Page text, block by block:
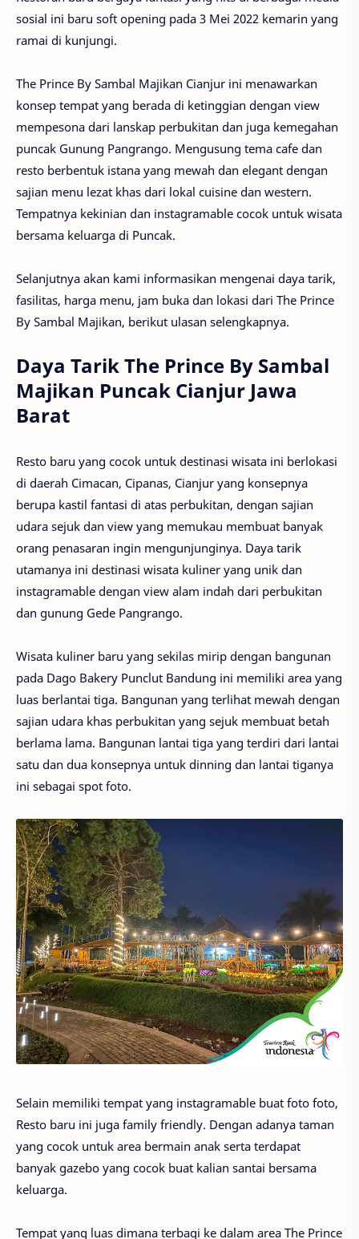
sosial ini baru soft opening pada 3 Mei 2022 kemarin yang
ramai di kunjungi.
The Prince By Sambal Majikan Cianjur ini menawarkan
konsep tempat yang berada di ketinggian dengan view
mempesona dari lanskap perbukitan dan juga kemegahan
puncak Gunung Pangrango. Mengusung tema cafe dan
resto berbentuk istana yang mewah dan elegant dengan
sajian menu lezat khas dari lokal cuisine dan western.
Tempatnya kekinian dan instagramable cocok untuk wisata
bersama keluarga di Puncak.
Selanjutnya akan kami informasikan mengenai daya tarik,
fasilitas, harga menu, jam buka dan lokasi dari The Prince
By Sambal Majikan, berikut ulasan selengkapnya.
Daya Tarik The Prince By Sambal
Majikan Puncak Cianjur Jawa
Barat
Resto baru yang cocok untuk destinasi wisata ini berlokasi
di daerah Cimacan, Cipanas, Cianjur yang konsepnya
berupa kastil fantasi di atas perbukitan, dengan sajian
udara sejuk dan view yang memukau membuat banyak
orang penasaran ingin mengunjunginya. Daya tarik
utamanya ini destinasi wisata kuliner yang unik dan
instagramable dengan view alam indah dari perbukitan
dan gunung Gede Pangrango.
Wisata kuliner baru yang sekilas mirip dengan bangunan
pada Dago Bakery Punclut Bandung ini memiliki area yang
luas berlantai tiga. Bangunan yang terlihat mewah dengan
sajian udara khas perbukitan yang sejuk membuat betah
berlama lama. Bangunan lantai tiga yang terdiri dari lantai
satu dan dua konsepnya untuk dinning dan lantai tiganya
ini sebagai spot foto.
Selain memiliki tempat yang instagramable buat foto foto,
Resto baru ini juga family friendly. Dengan adanya taman
yang cocok untuk area bermain anak serta terdapat
banyak gazebo yang cocok buat kalian santai bersama
keluarga.
Tempat yang luas dimana terbagi ke dalam area The Prince